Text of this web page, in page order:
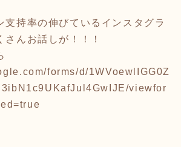
支持率の伸びているインスタグラ
さんお話しが！！！
forms/d/1WVoewlIGG0Z
viewfor